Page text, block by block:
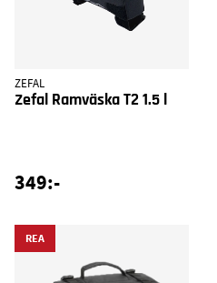
ZEFAL
Zefal Ramväska T2 1.5 l
349:-
REA